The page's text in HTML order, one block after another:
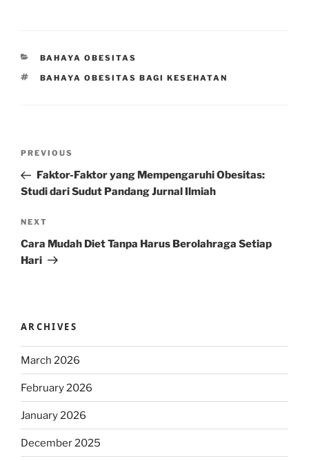
CATEGORIES
BAHAYA OBESITAS
TAGS
BAHAYA OBESITAS BAGI KESEHATAN
Previous
Post
PREVIOUS
Faktor-Faktor yang Mempengaruhi Obesitas:
Studi dari Sudut Pandang Jurnal Ilmiah
Next
Post
NEXT
Cara Mudah Diet Tanpa Harus Berolahraga Setiap
Hari
ARCHIVES
March 2026
February 2026
January 2026
December 2025